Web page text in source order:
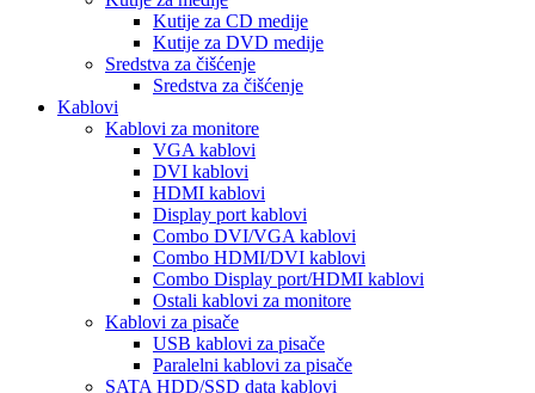
Kutije za CD medije
Kutije za DVD medije
Sredstva za čišćenje
Sredstva za čišćenje
Kablovi
Kablovi za monitore
VGA kablovi
DVI kablovi
HDMI kablovi
Display port kablovi
Combo DVI/VGA kablovi
Combo HDMI/DVI kablovi
Combo Display port/HDMI kablovi
Ostali kablovi za monitore
Kablovi za pisače
USB kablovi za pisače
Paralelni kablovi za pisače
SATA HDD/SSD data kablovi